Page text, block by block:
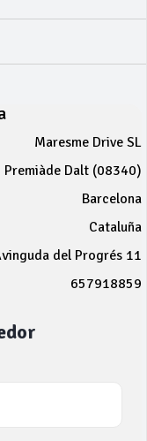
Maresme Drive SL
Premiàde Dalt (08340)
Barcelona
Cataluña
del Progrés 11
657918859